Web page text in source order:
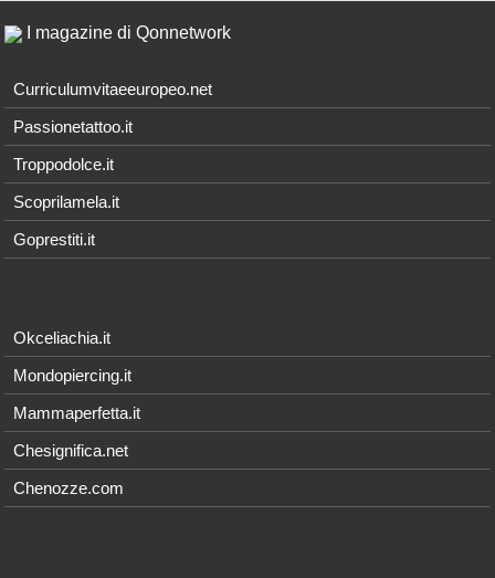
I magazine di Qonnetwork
Curriculumvitaeeuropeo.net
Passionetattoo.it
Troppodolce.it
Scoprilamela.it
Goprestiti.it
Okceliachia.it
Mondopiercing.it
Mammaperfetta.it
Chesignifica.net
Chenozze.com